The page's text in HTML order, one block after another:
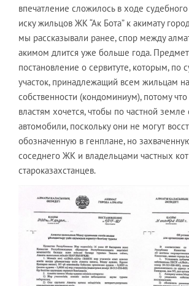
впечатление сложилось в ходе
иску жильцов ЖК “Ак Бота” к акимату
мы рассказывали ранее, спор между
акимом длится уже больше года.
постановление о сервитуте, которым, по
участок, принадлежащий всем жильцам
собственности (кондоминиум), потому
властям хочется, чтобы по частной земле
автомобили, поскольку они не могут
обозначенную в генплане, но
соседнего ЖК и владельцами частных
староказахстанцев.